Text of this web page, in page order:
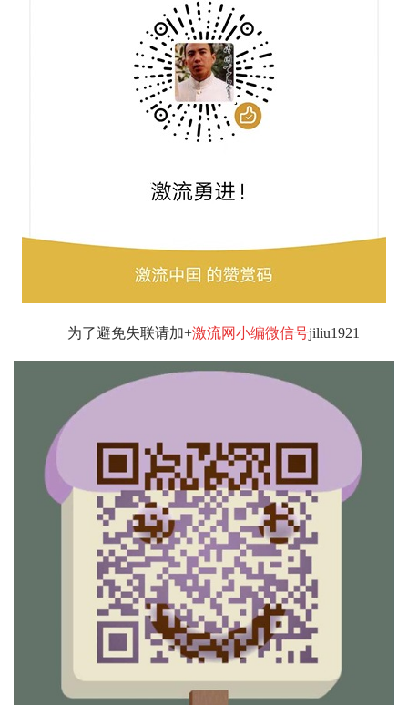
为了避免失联请加+激流网小编微信号jiliu1921